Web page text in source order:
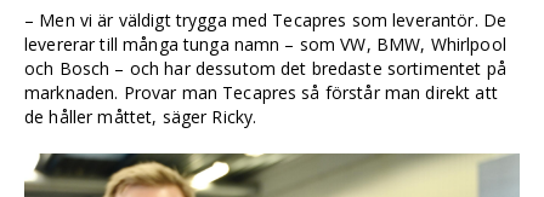
– Men vi är väldigt trygga med Tecapres som leverantör. De
levererar till många tunga namn – som VW, BMW, Whirlpool
och Bosch – och har dessutom det bredaste sortimentet på
marknaden. Provar man Tecapres så förstår man direkt att
de håller måttet, säger Ricky.